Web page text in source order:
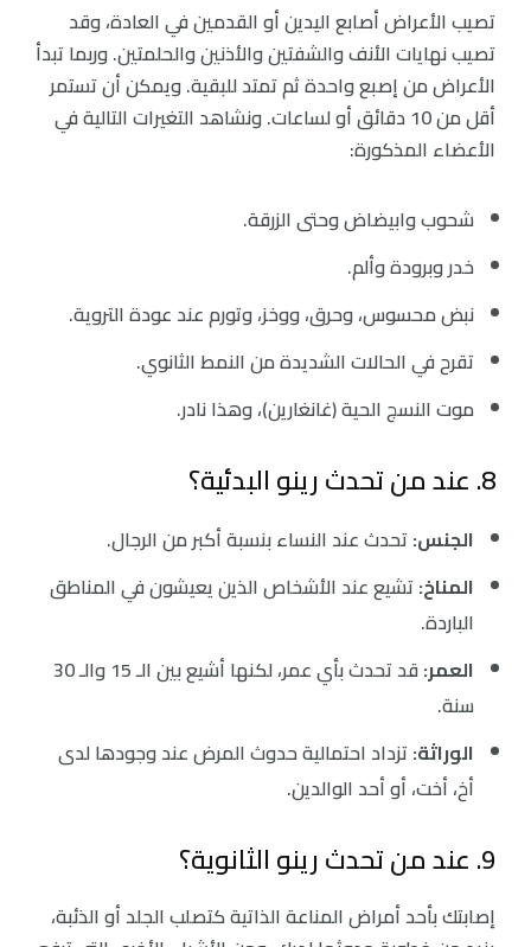
تصيب الأعراض أصابع اليدين أو القدمين في العادة، وقد
تصيب نهايات الأنف والشفتين والأذنين والحلمتين. وربما تبدأ
الأعراض من إصبع واحدة ثم تمتد للبقية. ويمكن أن تستمر
أقل من 10 دقائق أو لساعات. ونشاهد التغيرات التالية في
الأعضاء المذكورة:
شحوب وابيضاض وحتى الزرقة.
‏خدر وبرودة وألم.
‏نبض محسوس، وحرق، ووخز، وتورم عند عودة التروية.
‏تقرح في الحالات الشديدة من النمط الثانوي.
‏موت النسج الحية (غانغارين)، وهذا نادر.
8. عند من تحدث رينو البدئية؟
الجنس:تحدث عند النساء بنسبة أكبر من الرجال.
‏المناخ:تشيع عند الأشخاص الذين يعيشون في المناطق
الباردة.
‏العمر:
قد تحدث بأي عمر، لكنها أشيع بين الـ 15 والـ 30
سنة.
‏الوراثة:تزداد احتمالية حدوث المرض عند وجودها لدى
أخ، أخت، أو أحد الوالدين.
9. عند من تحدث رينو الثانوية؟
إصابتك بأحد أمراض المناعة الذاتية كتصلب الجلد أو الذئبة،